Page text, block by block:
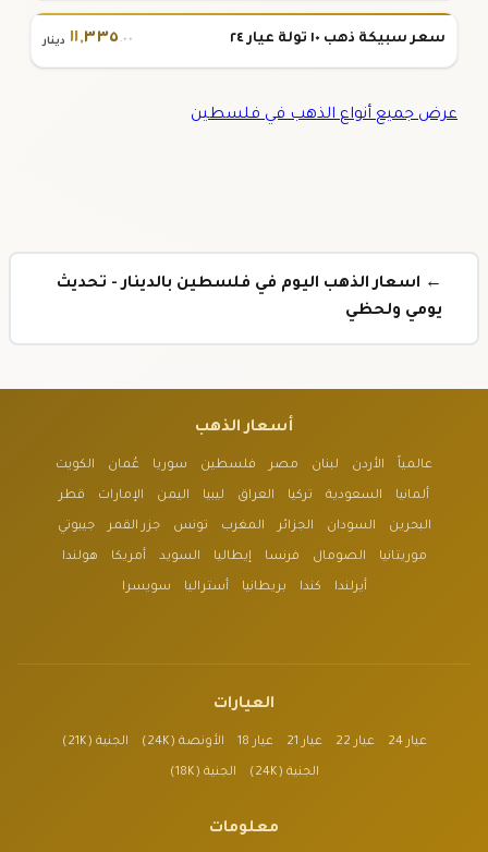
سعر سبيكة ذهب ١٠ تولة عيار ٢٤ ١١,٣٣٥ .٠٠ دينار
عرض جميع أنواع الذهب في فلسطين
← اسعار الذهب اليوم في فلسطين بالدينار - تحديث
يومي ولحظي
أسعار الذهب
عالمياً الأردن لبنان مصر فلسطين سوريا عُمان الكويت
ألمانيا السعودية تركيا العراق ليبيا اليمن الإمارات قطر
البحرين السودان الجزائر المغرب تونس جزر القمر جيبوتي
موريتانيا الصومال فرنسا إيطاليا السويد أمريكا هولندا
أيرلندا كندا بريطانيا أستراليا سويسرا
العيارات
عيار 24 عيار 22 عيار 21 عيار 18 الأونصة (24K) الجنية (21K)
الجنية (24K) الجنية (18K)
معلومات